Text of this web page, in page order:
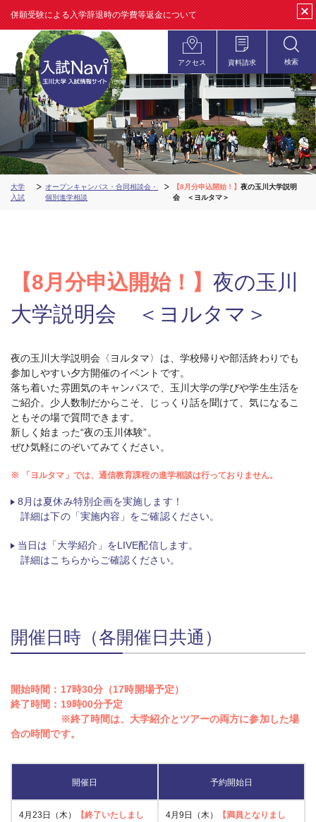
アクセス 資料請求
検索
併願受験による入学辞退時の学費等返金について
大学
入試
オープンキャンパス・合同相談会・
個別進学相談
【8月分申込開始！】夜の玉川大学説明
会 ＜ヨルタマ＞
【8月分申込開始！】 夜の玉川
大学説明会 ＜ヨルタマ＞
夜の玉川大学説明会〈ヨルタマ〉は、学校帰りや部活終わりでも
参加しやすい夕方開催のイベントです。
落ち着いた雰囲気のキャンパスで、玉川大学の学びや学生生活を
ご紹介。少人数制だからこそ、じっくり話を聞けて、気になるこ
ともその場で質問できます。
新しく始まった“夜の玉川体験”。
ぜひ気軽にのぞいてみてください。
※ 「ヨルタマ」では、通信教育課程の進学相談は行っておりません。
8月は夏休み特別企画を実施します！
詳細は下の「実施内容」をご確認ください。
当日は「大学紹介」をLIVE配信します。
詳細はこちらからご確認ください。
開催日時（各開催日共通）
開始時間：17時30分（17時開場予定）
終了時間：19時00分予定
※終了時間は、大学紹介とツアーの両方に参加した場
合の時間です。
開催日 予約開始日
4月23日（木）
【終了いたしまし
4月9日（木）
【満員となりまし